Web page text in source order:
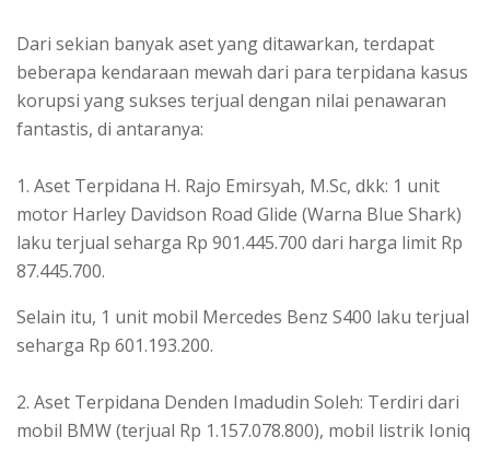
Dari sekian banyak aset yang ditawarkan, terdapat
beberapa kendaraan mewah dari para terpidana kasus
korupsi yang sukses terjual dengan nilai penawaran
fantastis, di antaranya:
1. Aset Terpidana H. Rajo Emirsyah, M.Sc, dkk: 1 unit
motor Harley Davidson Road Glide (Warna Blue Shark)
laku terjual seharga Rp 901.445.700 dari harga limit Rp
87.445.700.
Selain itu, 1 unit mobil Mercedes Benz S400 laku terjual
seharga Rp 601.193.200.
2. Aset Terpidana Denden Imadudin Soleh: Terdiri dari
mobil BMW (terjual Rp 1.157.078.800), mobil listrik Ioniq